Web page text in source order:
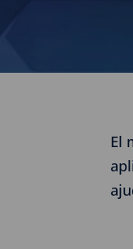
El